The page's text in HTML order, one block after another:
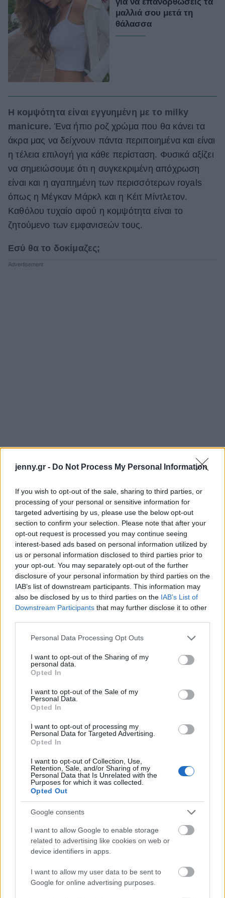
jenny.gr - Do Not Process My Personal Information
If you wish to opt-out of the sale, sharing to third parties, or
processing of your personal or sensitive information for
targeted advertising by us, please use the below opt-out
section to confirm your selection. Please note that after your
opt-out request is processed you may continue seeing
interest-based ads based on personal information utilized by
us or personal information disclosed to third parties prior to
your opt-out. You may separately opt-out of the further
disclosure of your personal information by third parties on the
IAB’s list of downstream participants. This information may
also be disclosed by us to third parties on the IAB’s List of
Downstream Participants that may further disclose it to other
Please note that this website/app uses one or more Google
not limited to your visit or usage behaviour. You may click to
grant or deny consent to Google and its third-party tags to
use your data for below specified purposes in below Google
consent section.
Personal Data Processing Opt Outs
I want to opt-out of the Sharing of my
personal data.
Opted In
I want to opt-out of the Sale of my
Personal Data.
Opted In
I want to opt-out of processing my
Personal Data for Targeted Advertising.
Opted In
I want to opt-out of Collection, Use,
Retention, Sale, and/or Sharing of my
Personal Data that Is Unrelated with the
Purposes for which it was collected.
Opted Out
Google consents
I want to allow Google to enable storage
related to advertising like cookies on web or
device identifiers in apps.
I want to allow my user data to be sent to
Google for online advertising purposes.
μαλλιά σου μετά τη
θάλασσα
Η κομψότητα είναι εγγυημένη με το milky
manicure. Ένα ήπιο ροζ χρώμα που θα κάνει τα
άκρα μας να δείχνουν πάντα περιποιημένα και είναι
η τέλεια επιλογή για κάθε περίσταση. Φυσικά αξίζει
να σημειώσουμε ότι η συγκεκριμένη απόχρωση
είναι και η αγαπημένη των περισσότερων royals
όπως η Μέγκαν Μάρκλ και η Κέιτ Μίντλετον.
Καθόλου τυχαίο αφού η κομψότητα είναι το
ζητούμενο των εμφανισεών τους.
Εσύ θα το δοκίμαζες;
Ακολουθήστε το
google
newsκαι μάθετε τα πάντα γύρω από
τα καλύτερα προϊόντα ομορφιάς, την
beauty news.